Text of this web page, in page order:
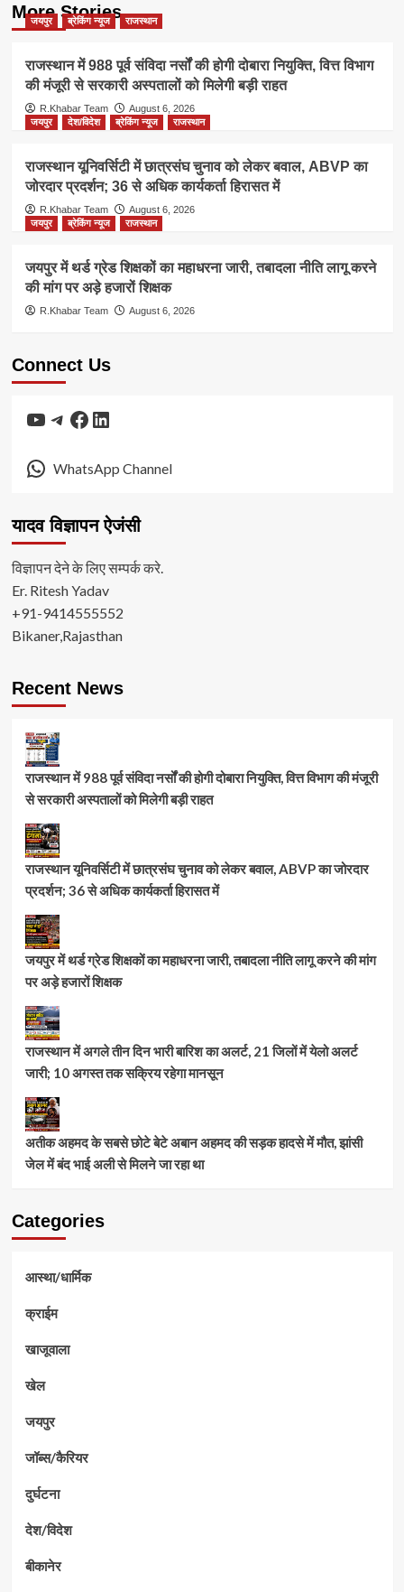
More Stories
जयपुर ब्रेकिंग न्यूज राजस्थान
राजस्थान में 988 पूर्व संविदा नर्सों की होगी दोबारा नियुक्ति, वित्त विभाग
की मंजूरी से सरकारी अस्पतालों को मिलेगी बड़ी राहत
R.Khabar Team
August 6, 2026
जयपुर
देश/विदेश ब्रेकिंग न्यूज राजस्थान
राजस्थान यूनिवर्सिटी में छात्रसंघ चुनाव को लेकर बवाल, ABVP का
जोरदार प्रदर्शन; 36 से अधिक कार्यकर्ता हिरासत में
R.Khabar Team
August 6, 2026
जयपुर
ब्रेकिंग न्यूज राजस्थान
जयपुर में थर्ड ग्रेड शिक्षकों का महाधरना जारी, तबादला नीति लागू करने
की मांग पर अड़े हजारों शिक्षक
R.Khabar Team August 6, 2026
Connect Us
YouTube
Telegram
Facebook
LinkedIn
WhatsApp Channel
यादव विज्ञापन ऐजंसी
विज्ञापन देने के लिए सम्पर्क करे.
Er. Ritesh Yadav
+91-9414555552
Bikaner,Rajasthan
Recent News
राजस्थान में 988 पूर्व संविदा नर्सों की होगी दोबारा नियुक्ति, वित्त विभाग की मंजूरी
से सरकारी अस्पतालों को मिलेगी बड़ी राहत
राजस्थान यूनिवर्सिटी में छात्रसंघ चुनाव को लेकर बवाल, ABVP का जोरदार
प्रदर्शन; 36 से अधिक कार्यकर्ता हिरासत में
जयपुर में थर्ड ग्रेड शिक्षकों का महाधरना जारी, तबादला नीति लागू करने की मांग
पर अड़े हजारों शिक्षक
राजस्थान में अगले तीन दिन भारी बारिश का अलर्ट, 21 जिलों में येलो अलर्ट
जारी; 10 अगस्त तक सक्रिय रहेगा मानसून
अतीक अहमद के सबसे छोटे बेटे अबान अहमद की सड़क हादसे में मौत, झांसी
जेल में बंद भाई अली से मिलने जा रहा था
Categories
आस्था/धार्मिक
क्राईम
खाजूवाला
खेल
जयपुर
जॉब्स/कैरियर
दुर्घटना
देश/विदेश
बीकानेर